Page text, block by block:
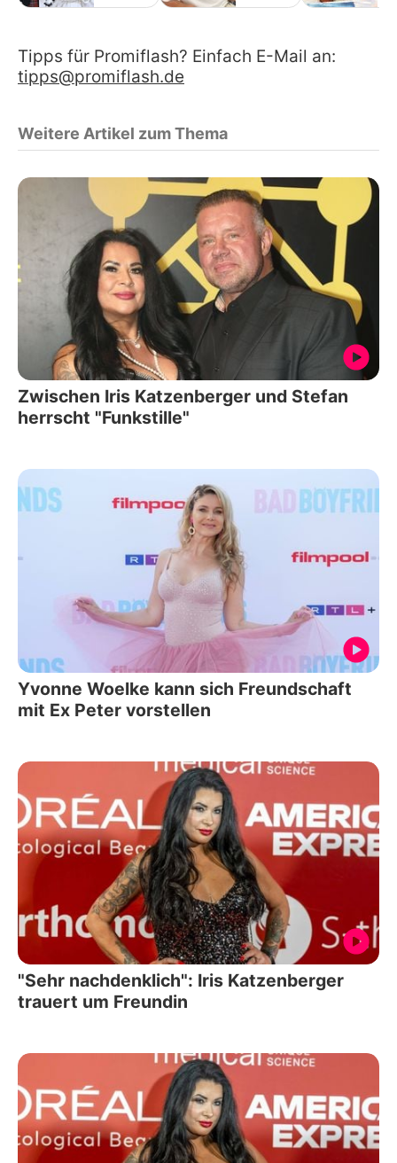
Tipps für Promiflash? Einfach E-Mail an:
tipps@promiflash.de
Weitere Artikel zum Thema
Zwischen Iris Katzenberger und Stefan
herrscht "Funkstille"
Yvonne Woelke kann sich Freundschaft
mit Ex Peter vorstellen
"Sehr nachdenklich": Iris Katzenberger
trauert um Freundin